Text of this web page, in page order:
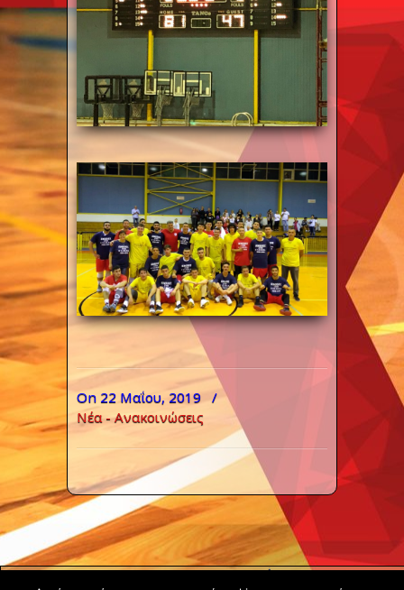
On 22 Μαΐου, 2019 /
Νέα - Ανακοινώσεις